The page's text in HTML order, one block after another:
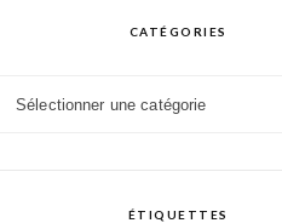
CATÉGORIES
ÉTIQUETTES